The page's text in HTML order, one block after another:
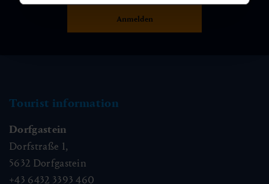
Tourist information
Dorfgastein
Dorfstraße 1,
5632 Dorfgastein
+43 6432 3393 460